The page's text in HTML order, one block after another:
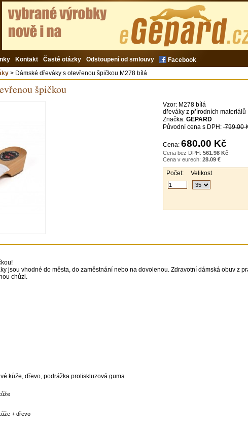
Kontakt Časté otázky Odstoupení od smlouvy Facebook
> Dámské dřeváky s otevřenou špičkou M278 bílá
špičkou
Vzor: M278 bílá
dřeváky z přírodních materiálů
Značka: GEPARD
Původní cena s DPH: 799.00
Cena: 680.00 Kč
Cena bez DPH: 561.98 Kč
Cena v eurech: 28.09 €
Počet: Velikost
jsou vhodné do města, do zaměstnání nebo na dovolenou. Zdravotní dámská obuv z
chůzi.
kůže, dřevo, podrážka protiskluzová guma
+ dřevo